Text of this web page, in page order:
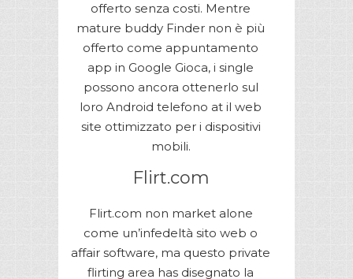
offerto senza costi. Mentre
mature buddy Finder non è più
offerto come appuntamento
app in Google Gioca, i single
possono ancora ottenerlo sul
loro Android telefono at il web
site ottimizzato per i dispositivi
mobili.
Flirt.com
Flirt.com non market alone
come un’infedeltà sito web o
affair software, ma questo private
flirting area has disegnato la